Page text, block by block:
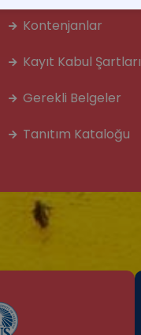
Kontenjanlar
Kayıt Kabul Şartları
Gerekli Belgeler
Tanıtım Kataloğu